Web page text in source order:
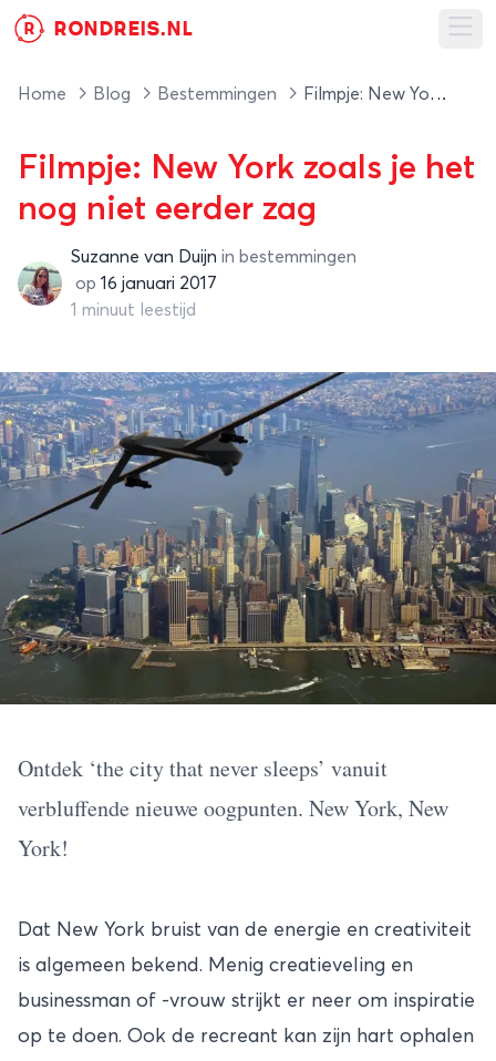
R RONDREIS.NL
Home Blog Bestemmingen Filmpje: New York zoals je het nog niet eerder zag
Filmpje: New York zoals je het
nog niet eerder zag
Suzanne van Duijn
Suzanne van Duijn in bestemmingen
op 16 januari 2017
1 minuut leestijd
Ontdek ‘the city that never sleeps’ vanuit
verbluffende nieuwe oogpunten. New York, New
York!
Dat New York bruist van de energie en creativiteit
is algemeen bekend. Menig creatieveling en
businessman of -vrouw strijkt er neer om inspiratie
op te doen. Ook de recreant kan zijn hart ophalen